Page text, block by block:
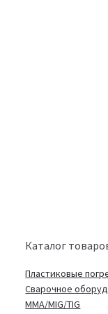
Каталог
Пластиковые
Сварочное
MMA/MIG/TIG